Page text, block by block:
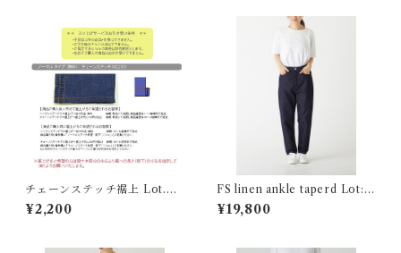
チェーンステッチ裾上 Lot.99
999
¥2,200
FS linen ankle taperd Lot:2
6245
¥19,800